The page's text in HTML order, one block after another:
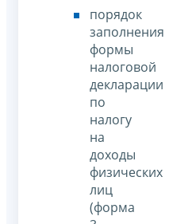
порядок
заполнения
формы
налоговой
декларации
по
налогу
на
доходы
физических
лиц
(форма